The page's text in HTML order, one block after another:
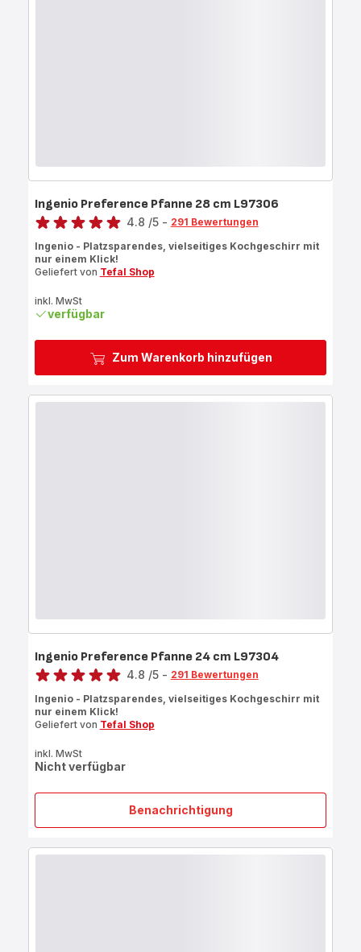
Zum Warenkorb hinzufügen
Ingenio Preference Pfanne 28 cm L97306
Bewertung
4.8 /5 - 291 Bewertungen
Ingenio - Platzsparendes, vielseitiges Kochgeschirr mit
nur einem Klick!
Geliefert von Tefal Shop
inkl. MwSt
verfügbar
Benachrichtigung
Ingenio
Pfanne
Ingenio Preference Pfanne 24 cm L97304
Bewertung
4.8 /5 - 291 Bewertungen
Ingenio - Platzsparendes, vielseitiges Kochgeschirr mit
nur einem Klick!
Geliefert von Tefal Shop
inkl. MwSt
Nicht verfügbar